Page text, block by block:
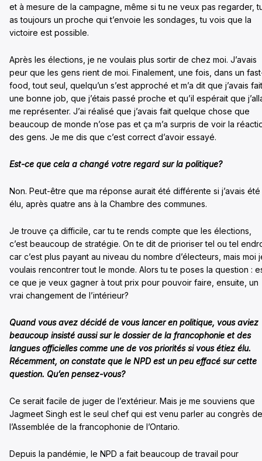
et à mesure de la campagne, même si tu ne veux pas regarder,
as toujours un proche qui t’envoie les sondages, tu vois que la
victoire est possible.
Après les élections, je ne voulais plus sortir de chez moi. J’avais
peur que les gens rient de moi. Finalement, une fois, dans un
food, tout seul, quelqu’un s’est approché et m’a dit que j’avais fait
une bonne job, que j’étais passé proche et qu’il espérait que
me représenter. J’ai réalisé que j’avais fait quelque chose que
beaucoup de monde n’ose pas et ça m’a surpris de voir la
des gens. Je me dis que c’est correct d’avoir essayé.
Est-ce que cela a changé votre regard sur la politique?
Non. Peut-être que ma réponse aurait été différente si j’avais été
élu, après quatre ans à la Chambre des communes.
Je trouve ça difficile, car tu te rends compte que les élections,
c’est beaucoup de stratégie. On te dit de prioriser tel ou tel
car c’est plus payant au niveau du nombre d’électeurs, mais moi
voulais rencontrer tout le monde. Alors tu te poses la question :
ce que je veux gagner à tout prix pour pouvoir faire, ensuite, un
vrai changement de l’intérieur?
Quand vous avez décidé de vous lancer en politique, vous aviez
beaucoup insisté aussi sur le dossier de la francophonie et des
langues officielles comme une de vos priorités si vous étiez élu.
Récemment, on constate que le NPD est un peu effacé sur cette
question. Qu’en pensez-vous?
Ce serait facile de juger de l’extérieur. Mais je me souviens que
Jagmeet Singh est le seul chef qui est venu parler au congrès de
l’Assemblée de la francophonie de l’Ontario.
Depuis la pandémie, le NPD a fait beaucoup de travail pour